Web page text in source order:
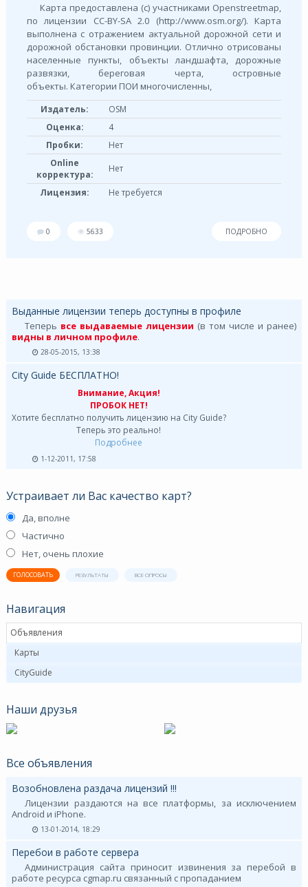
Карта предоставлена (с) участниками Openstreetmap,
по лицензии СС-BY-SA 2.0 (http://www.osm.org/). Карта
выполнена с отражением актуальной дорожной сети и
дорожной обстановки провинции. Отлично отрисованы
населенные пункты, объекты ландшафта, дорожные
развязки, береговая черта, островные
объекты. Категории ПОИ многочисленны,
Издатель:
OSM
Оценка:
4
Пробки:
Нет
Online
корректура:
Нет
Лицензия: Не требуется
0 5633 ПОДРОБНО
Выданные лицензии теперь доступны в профиле
Теперь все выдаваемые лицензии (в том числе и ранее)
видны в личном профиле.
28-05-2015, 13:38
City Guide БЕСПЛАТНО!
Внимание, Акция!
ПРОБОК НЕТ!
Хотите бесплатно получить лицензию на City Guide?
Теперь это реально!
Подробнее
1-12-2011, 17:58
Устраивает ли Вас качество карт?
Да, вполне
Частично
Нет, очень плохие
ГОЛОСОВАТЬ РЕЗУЛЬТАТЫ ВСЕ ОПРОСЫ
Навигация
Объявления
Карты
CityGuide
Наши друзья
Все объявления
Возобновлена раздача лицензий !!!
Лицензии раздаются на все платформы, за исключением
Android и iPhone.
13-01-2014, 18:29
Перебои в работе сервера
Администрация сайта приносит извинения за перебой в
работе ресурса cgmap.ru связанный с пропаданием